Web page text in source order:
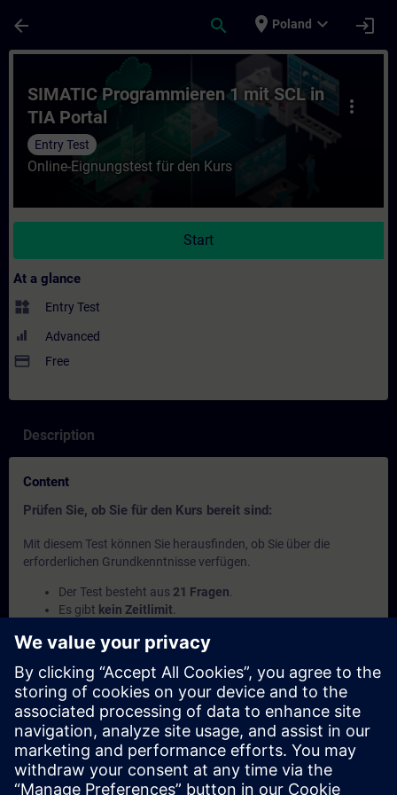
arrow_back search place Poland expand_more login
Course - SIMATIC Programmieren 1 mit
more_vert
SIMATIC Programmieren 1 mit SCL in
TIA Portal
Entry Test
Online-Eignungstest für den Kurs
Start
At a glance
widgets Entry Test
Advanced
payment Free
Description
Content
Prüfen Sie, ob Sie für den Kurs bereit sind:
Mit diesem Test können Sie herausfinden, ob Sie über die
erforderlichen Grundkenntnisse verfügen.
Der Test besteht aus 21 Fragen
Es gibt kein Zeitlimit
sind Sie bereit für den Kurs.
Wenn Sie
weniger als 70%
erreichen, empfehlen wir Ihnen,
den Kurs SIMATIC Programmieren 1 in TIA Portal (TIA-
PRO1) zu besuchen, um Ihre Grundlagen zu vertiefen.
This content is part of
Learning Paths